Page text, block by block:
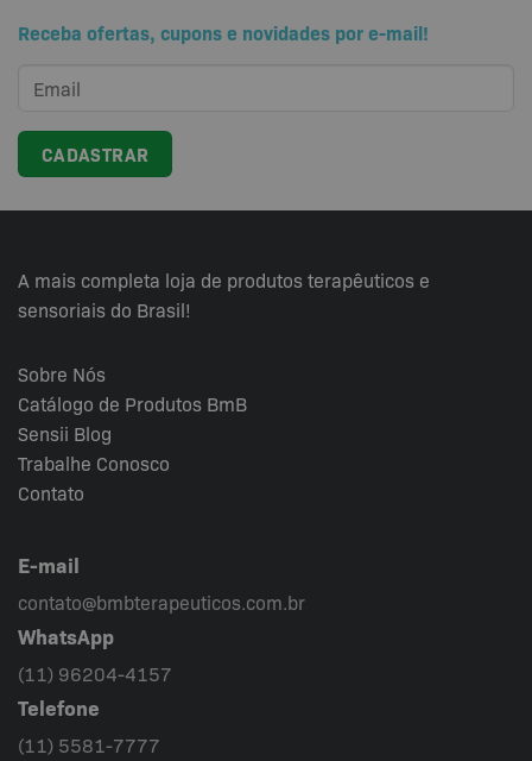
Receba ofertas, cupons e novidades por e-mail!
A mais completa loja de produtos terapêuticos e
sensoriais do Brasil!
Sobre Nós
Catálogo de Produtos BmB
Sensii Blog
Trabalhe Conosco
Contato
E-mail
contato@bmbterapeuticos.com.br
WhatsApp
(11) 96204-4157
Telefone
(11) 5581-7777